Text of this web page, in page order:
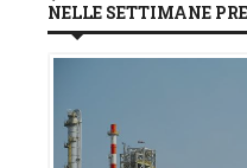
NELLE SETTIMANE